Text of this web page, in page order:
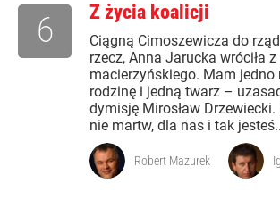
Z życia koalicji
Ciągną Cimoszewicza do
rzecz, Anna Jarucka wróciła
macierzyńskiego. Mam jedno
rodzinę i jedną twarz –
dymisję Mirosław Drzewiecki.
nie martw, dla nas i tak
6
Robert Mazurek